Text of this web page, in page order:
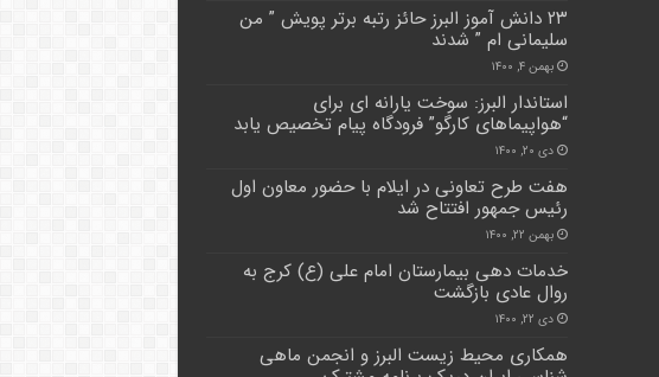
۲۳ دانش آموز البرز حائز رتبه برتر پویش ” من
سلیمانی ام ” شدند
بهمن ۴, ۱۴۰۰
استاندار البرز: سوخت یارانه ای برای
“هواپیماهای کارگو” فرودگاه پیام تخصیص یابد
دی ۲۰, ۱۴۰۰
هفت طرح تعاونی در ایلام با حضور معاون اول
رئیس جمهور افتتاح شد
بهمن ۲۲, ۱۴۰۰
خدمات دهی بیمارستان امام علی (ع) کرج به
روال عادی بازگشت
دی ۲۲, ۱۴۰۰
همکاری محیط زیست البرز و انجمن ماهی